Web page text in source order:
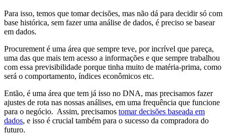
Para isso, temos que tomar decisões, mas não dá para decidir só com
base histórica, sem fazer uma análise de dados, é preciso se basear
em dados.
Procurement é uma área que sempre teve, por incrível que pareça,
uma das que mais tem acesso a informações e que sempre trabalhou
com essa previsibilidade porque tinha muito de matéria-prima, como
será o comportamento, índices econômicos etc.
Então, é uma área que tem já isso no DNA, mas precisamos fazer
ajustes de rota nas nossas análises, em uma frequência que funcione
para o negócio. Assim, precisamos tomar decisões baseada em
dados, e isso é crucial também para o sucesso da compradora do
futuro.